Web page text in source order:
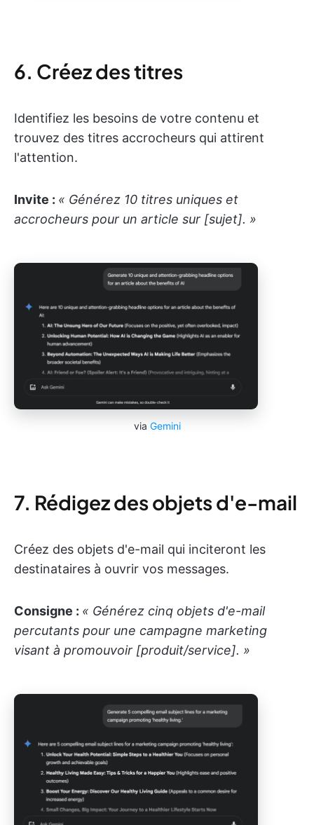
6. Créez des titres
Identifiez les besoins de votre contenu et
trouvez des titres accrocheurs qui attirent
l'attention.
Invite : « Générez 10 titres uniques et
accrocheurs pour un article sur [sujet]. »
via Gemini
7. Rédigez des objets d'e-mail
Créez des objets d'e-mail qui inciteront les
destinataires à ouvrir vos messages.
Consigne : « Générez cinq objets d'e-mail
percutants pour une campagne marketing
visant à promouvoir [produit/service]. »